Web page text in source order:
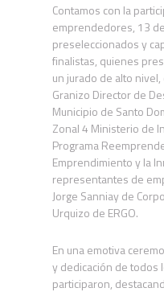
Contamos con la
emprendedores, 13
preseleccionados y
finalistas, quienes
un jurado de alto
Granizo Director de
Municipio de Santo
Zonal 4 Ministerio de
Programa
Emprendimiento y la
representantes de
Jorge Sanniay de
Urquizo de ERGO.
En una emotiva
y dedicación de
participaron,